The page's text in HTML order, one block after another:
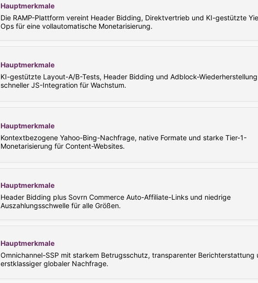
Hauptmerkmale
Die RAMP-Plattform vereint Header Bidding, Direktvertrieb und KI-gestützte
Ops für eine vollautomatische Monetarisierung.
Hauptmerkmale
KI-gestützte Layout-A/B-Tests, Header Bidding und Adblock-
schneller JS-Integration für Wachstum.
Hauptmerkmale
Kontextbezogene Yahoo-Bing-Nachfrage, native Formate und starke Tier-1-
Monetarisierung für Content-Websites.
Hauptmerkmale
Header Bidding plus Sovrn Commerce Auto-Affiliate-Links und niedrige
Auszahlungsschwelle für alle Größen.
Hauptmerkmale
Omnichannel-SSP mit starkem Betrugsschutz, transparenter Berichterstattung
erstklassiger globaler Nachfrage.